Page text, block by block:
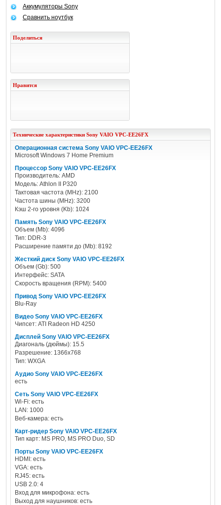
Аккумуляторы Sony
Сравнить ноутбук
Поделиться
Нравится
Технические характеристики Sony VAIO VPC-EE26FX
Операционная система Sony VAIO VPC-EE26FX
Microsoft Windows 7 Home Premium
Процессор Sony VAIO VPC-EE26FX
Производитель: AMD
Модель: Athlon II P320
Тактовая частота (MHz): 2100
Частота шины (MHz): 3200
Кэш 2-го уровня (Kb): 1024
Память Sony VAIO VPC-EE26FX
Объем (Mb): 4096
Тип: DDR-3
Расширение памяти до (Mb): 8192
Жесткий диск Sony VAIO VPC-EE26FX
Объем (Gb): 500
Интерфейс: SATA
Скорость вращения (RPM): 5400
Привод Sony VAIO VPC-EE26FX
Blu-Ray
Видео Sony VAIO VPC-EE26FX
Чипсет: ATI Radeon HD 4250
Дисплей Sony VAIO VPC-EE26FX
Диагональ (дюймы): 15.5
Разрешение: 1366x768
Тип: WXGA
Аудио Sony VAIO VPC-EE26FX
есть
Сеть Sony VAIO VPC-EE26FX
Wi-Fi: есть
LAN: 1000
Веб-камера: есть
Карт-ридер Sony VAIO VPC-EE26FX
Тип карт: MS PRO, MS PRO Duo, SD
Порты Sony VAIO VPC-EE26FX
HDMI: есть
VGA: есть
RJ45: есть
USB 2.0: 4
Вход для микрофона: есть
Выход для наушников: есть